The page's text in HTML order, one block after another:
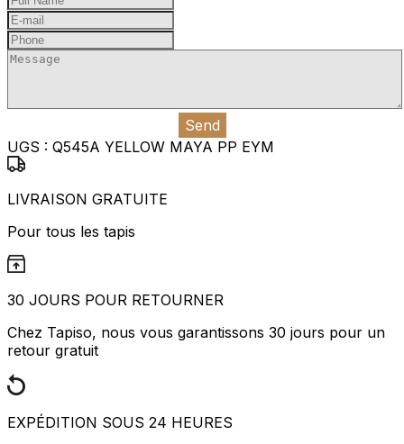
Send
UGS : Q545A YELLOW MAYA PP EYM
LIVRAISON GRATUITE
Pour tous les tapis
30 JOURS POUR RETOURNER
Chez Tapiso, nous vous garantissons 30 jours pour un
retour gratuit
EXPÉDITION SOUS 24 HEURES